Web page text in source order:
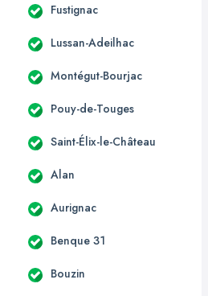
Fustignac
Lussan-Adeilhac
Montégut-Bourjac
Pouy-de-Touges
Saint-Élix-le-Château
Alan
Aurignac
Benque 31
Bouzin